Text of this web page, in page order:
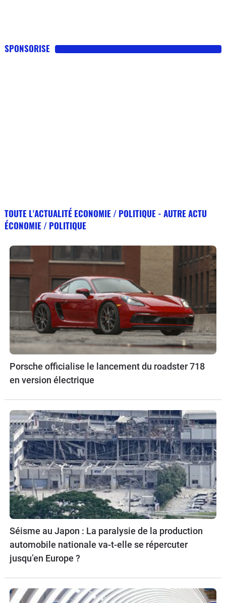
SPONSORISE
TOUTE L'ACTUALITÉ ECONOMIE / POLITIQUE - AUTRE ACTU
ÉCONOMIE / POLITIQUE
Porsche officialise le lancement du roadster 718
en version électrique
Séisme au Japon : La paralysie de la production
automobile nationale va-t-elle se répercuter
jusqu’en Europe ?